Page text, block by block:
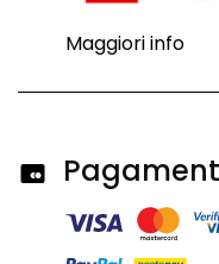
Maggiori info